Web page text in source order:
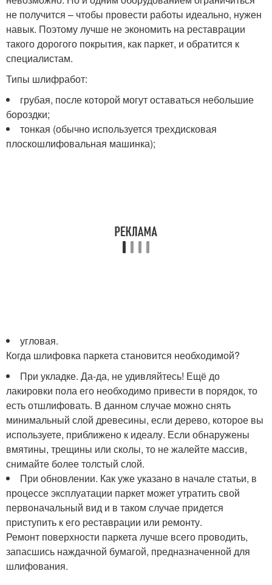
не получится – чтобы провести работы идеально, нужен
навык. Поэтому лучше не экономить на реставрации
такого дорогого покрытия, как паркет, и обратится к
специалистам.
Типы шлифработ:
грубая, после которой могут оставаться небольшие
бороздки;
тонкая (обычно используется трехдисковая
плоскошлифовальная машинка);
угловая.
Когда шлифовка паркета становится необходимой?
При укладке. Да-да, не удивляйтесь! Ещё до
лакировки пола его необходимо привести в порядок, то
есть отшлифовать. В данном случае можно снять
минимальный слой древесины, если дерево, которое вы
используете, приближено к идеалу. Если обнаружены
вмятины, трещины или сколы, то не жалейте массив,
снимайте более толстый слой.
При обновлении. Как уже указано в начале статьи, в
процессе эксплуатации паркет может утратить свой
первоначальный вид и в таком случае придется
приступить к его реставрации или ремонту.
Ремонт поверхности паркета лучше всего проводить,
запасшись наждачной бумагой, предназначенной для
шлифования.